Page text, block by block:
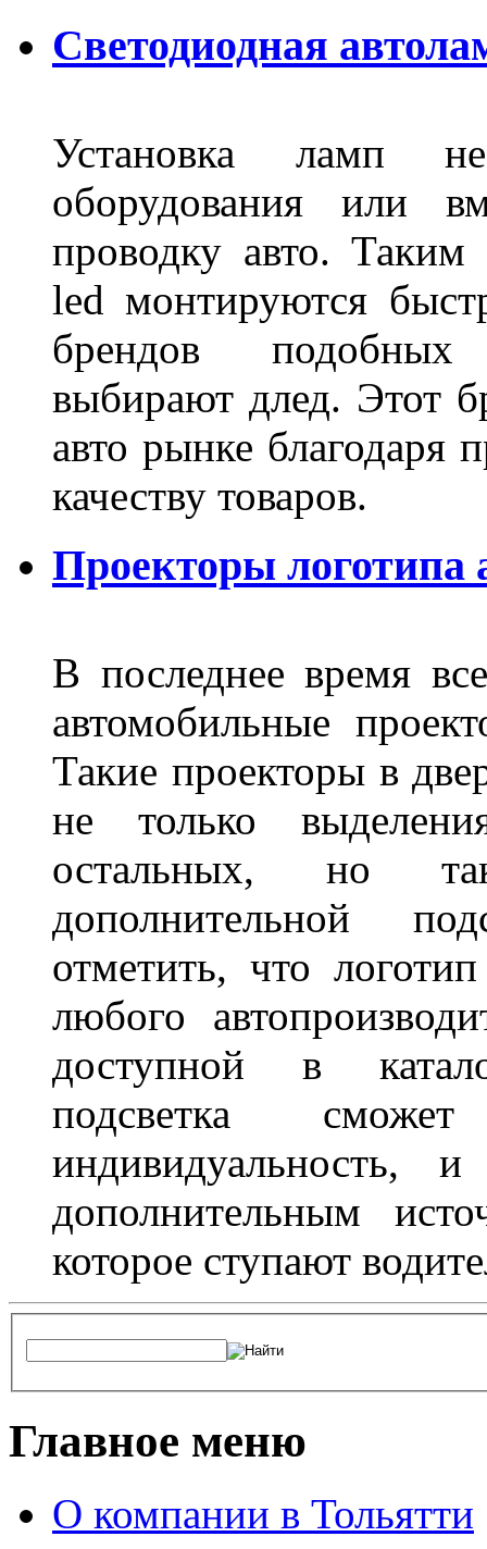
Светодиодная
Установка ламп не
оборудования или
проводку авто.
led монтируются
брендов подобных
выбирают длед. Этот
авто рынке
качеству товаров.
Проекторы логотипа
В последнее время
автомобильные
Такие проекторы в
не только
остальных, но
дополнительной
отметить, что
любого
доступной в
подсветка
индивидуальность,
дополнительным
которое ступают
Главное меню
О компании в Тольятти